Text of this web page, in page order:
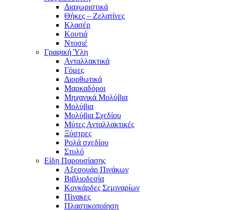
Διαχωριστικά
Θήκες – Ζελατίνες
Κλασέρ
Κουτιά
Ντοσιέ
Γραφική Ύλη
Ανταλλακτικά
Γόμες
Διορθωτικά
Μαρκαδόροι
Μηχανικά Μολύβια
Μολύβια
Μολύβια Σχεδίου
Μύτες Ανταλλακτικές
Ξύστρες
Ρολά σχεδίου
Στυλό
Είδη Παρουσίασης
Αξεσουάρ Πινάκων
Βιβλιοδεσία
Κονκάρδες Σεμιναρίων
Πίνακες
Πλαστικοποίηση